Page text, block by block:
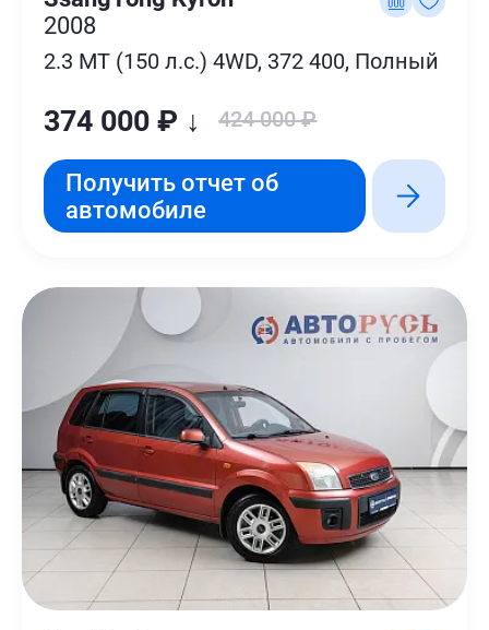
2008
2.3 MT (150 л.с.) 4WD, 372 400, Полный
374 000 ₽ ↓ 424 000 ₽
Получить отчет об
автомобиле